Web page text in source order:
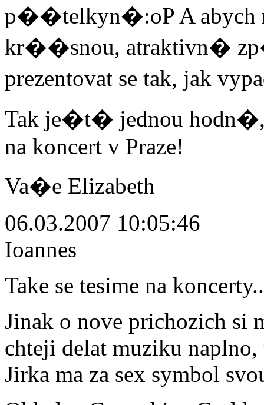
p��telkyn�:oP A abych
kr��snou, atraktivn�
prezentovat se tak, jak
Tak je�t� jednou
na koncert v Praze!
Va�e Elizabeth
06.03.2007 10:05:46
Ioannes
Take se tesime na
Jinak o nove prichozich si
chteji delat muziku
Jirka ma za sex symbol